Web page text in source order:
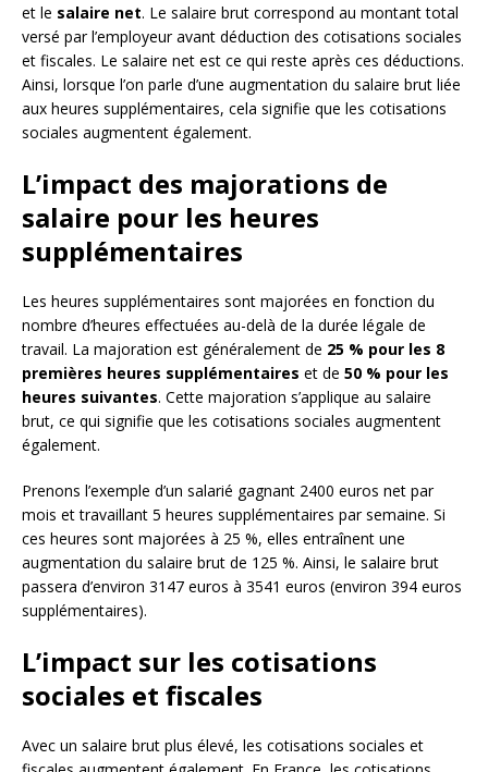
et le salaire net. Le salaire brut correspond au montant total
versé par l’employeur avant déduction des cotisations sociales
et fiscales. Le salaire net est ce qui reste après ces déductions.
Ainsi, lorsque l’on parle d’une augmentation du salaire brut liée
aux heures supplémentaires, cela signifie que les cotisations
sociales augmentent également.
L’impact des majorations de
salaire pour les heures
supplémentaires
Les heures supplémentaires sont majorées en fonction du
nombre d’heures effectuées au-delà de la durée légale de
travail. La majoration est généralement de 25 % pour les 8
premières heures supplémentaires et de 50 % pour les
heures suivantes. Cette majoration s’applique au salaire
brut, ce qui signifie que les cotisations sociales augmentent
également.
Prenons l’exemple d’un salarié gagnant 2400 euros net par
mois et travaillant 5 heures supplémentaires par semaine. Si
ces heures sont majorées à 25 %, elles entraînent une
augmentation du salaire brut de 125 %. Ainsi, le salaire brut
passera d’environ 3147 euros à 3541 euros (environ 394 euros
supplémentaires).
L’impact sur les cotisations
sociales et fiscales
Avec un salaire brut plus élevé, les cotisations sociales et